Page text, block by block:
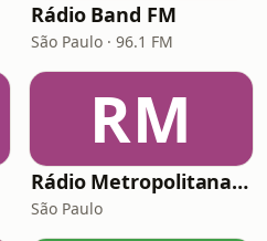
Rádio Band FM
São Paulo · 96.1 FM
RM
Rádio Metropolitana POP
São Paulo